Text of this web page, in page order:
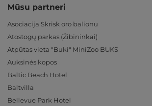
Mūsu partneri
Asociacija Skrisk oro balionu
Atostogų parkas (Žibininkai)
Atpūtas vieta "Buki" MiniZoo BUKS
Auksinės kopos
Baltic Beach Hotel
Baltvilla
Bellevue Park Hotel